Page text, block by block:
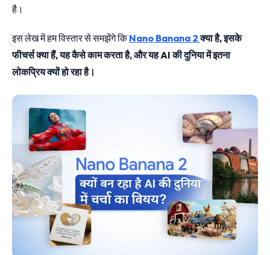
है।
इस लेख में हम विस्तार से समझेंगे किNano Banana 2क्या है, इसके
फीचर्स क्या हैं, यह कैसे काम करता है, और यह AI की दुनिया में इतना
लोकप्रिय क्यों हो रहा है।